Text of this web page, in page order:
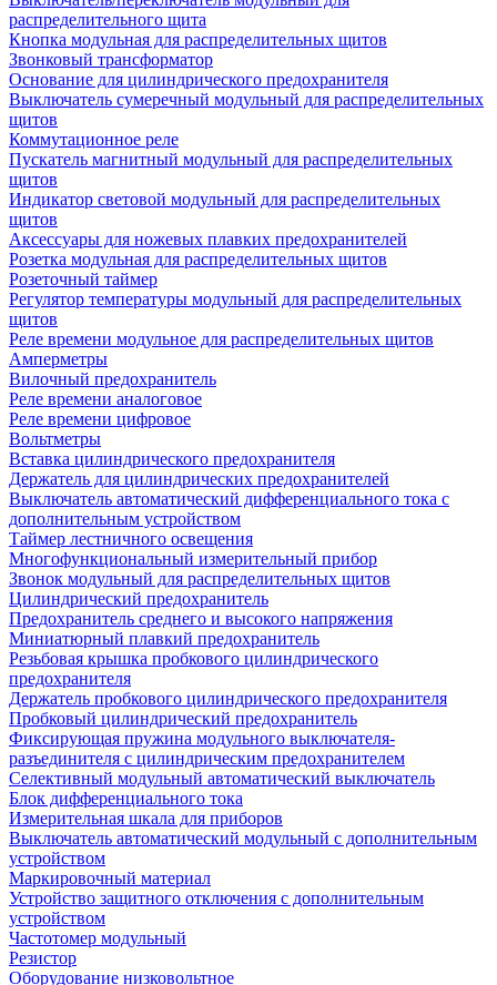
распределительного щита
Кнопка модульная для распределительных щитов
Звонковый трансформатор
Основание для цилиндрического предохранителя
Выключатель сумеречный модульный для распределительных
щитов
Коммутационное реле
Пускатель магнитный модульный для распределительных
щитов
Индикатор световой модульный для распределительных
щитов
Аксессуары для ножевых плавких предохранителей
Розетка модульная для распределительных щитов
Розеточный таймер
Регулятор температуры модульный для распределительных
щитов
Реле времени модульное для распределительных щитов
Амперметры
Вилочный предохранитель
Реле времени аналоговое
Реле времени цифровое
Вольтметры
Вставка цилиндрического предохранителя
Держатель для цилиндрических предохранителей
Выключатель автоматический дифференциального тока с
дополнительным устройством
Таймер лестничного освещения
Многофункциональный измерительный прибор
Звонок модульный для распределительных щитов
Цилиндрический предохранитель
Предохранитель среднего и высокого напряжения
Миниатюрный плавкий предохранитель
Резьбовая крышка пробкового цилиндрического
предохранителя
Держатель пробкового цилиндрического предохранителя
Пробковый цилиндрический предохранитель
Фиксирующая пружина модульного выключателя-
разъединителя с цилиндрическим предохранителем
Селективный модульный автоматический выключатель
Блок дифференциального тока
Измерительная шкала для приборов
Выключатель автоматический модульный с дополнительным
устройством
Маркировочный материал
Устройство защитного отключения с дополнительным
устройством
Частотомер модульный
Резистор
Оборудование низковольтное